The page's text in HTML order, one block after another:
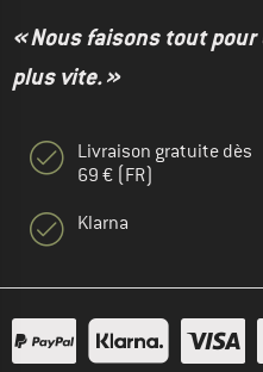
« Nous faisons tout
plus vite. »
Livraison gratuite dès
69 € (FR)
Klarna